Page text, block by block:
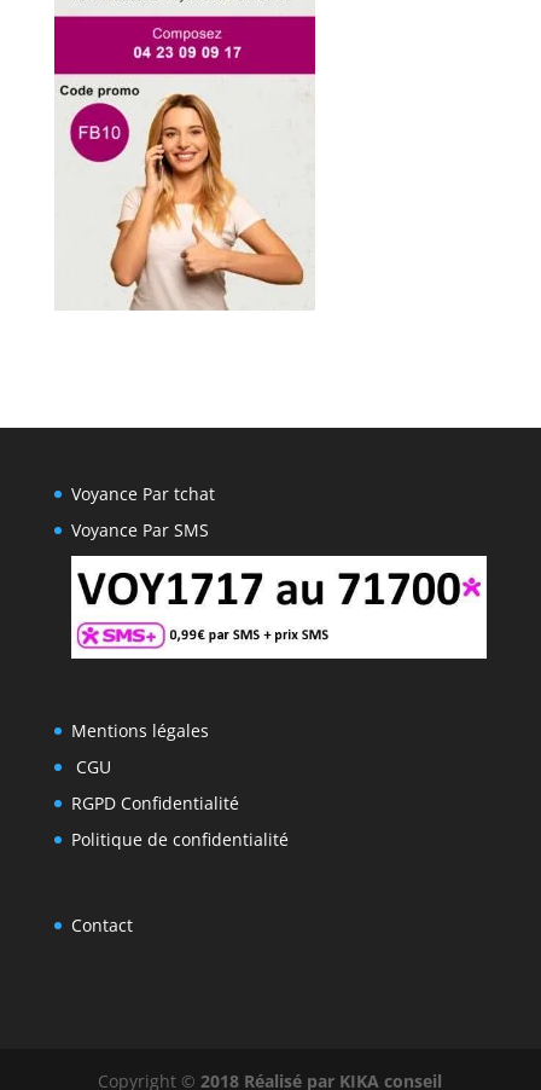
Voyance Par tchat
Voyance Par SMS
Mentions légales
CGU
RGPD Confidentialité
Politique de confidentialité
Contact
Copyright ©2018 Réalisé par KIKA conseil